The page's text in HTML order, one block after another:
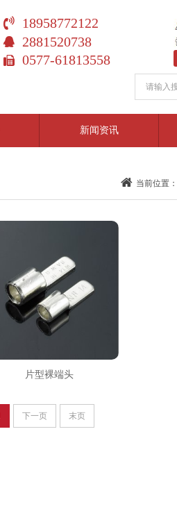
18958772122
2881520738
0577-61813558
新闻资讯
当前位置：
片型裸端头
下一页 末页